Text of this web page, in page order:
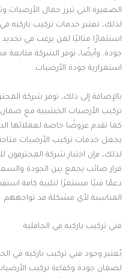
الصغيرة التي تبرز جمال
لذلك، تعتبر خدمات تركيب باركيه
استثمارًا مثاليًا لمن يرغب في
جودة. وأيضًا، توفر الشركة
استمرارية جودة الأرضيات.
بالإضافة إلى ذلك، توفر شركة
تركيب الأرضيات الخشبية مع
كما تقدم عروضًا خاصة لعملائها
يجعل خدمات تركيب الأرضيات
لذلك، فإن اختيار شركة المحترفون
قرار صائب يجمع بين الجودة
دعمًا فنيًا مستمرًا لتلبية كافة
المناسبة لأي مشكلة قد تواجههم.
فني تركيب باركيه في الجافلية
يُعتبر وجود فني تركيب باركيه في
لضمان جودة وكفاءة تركيب